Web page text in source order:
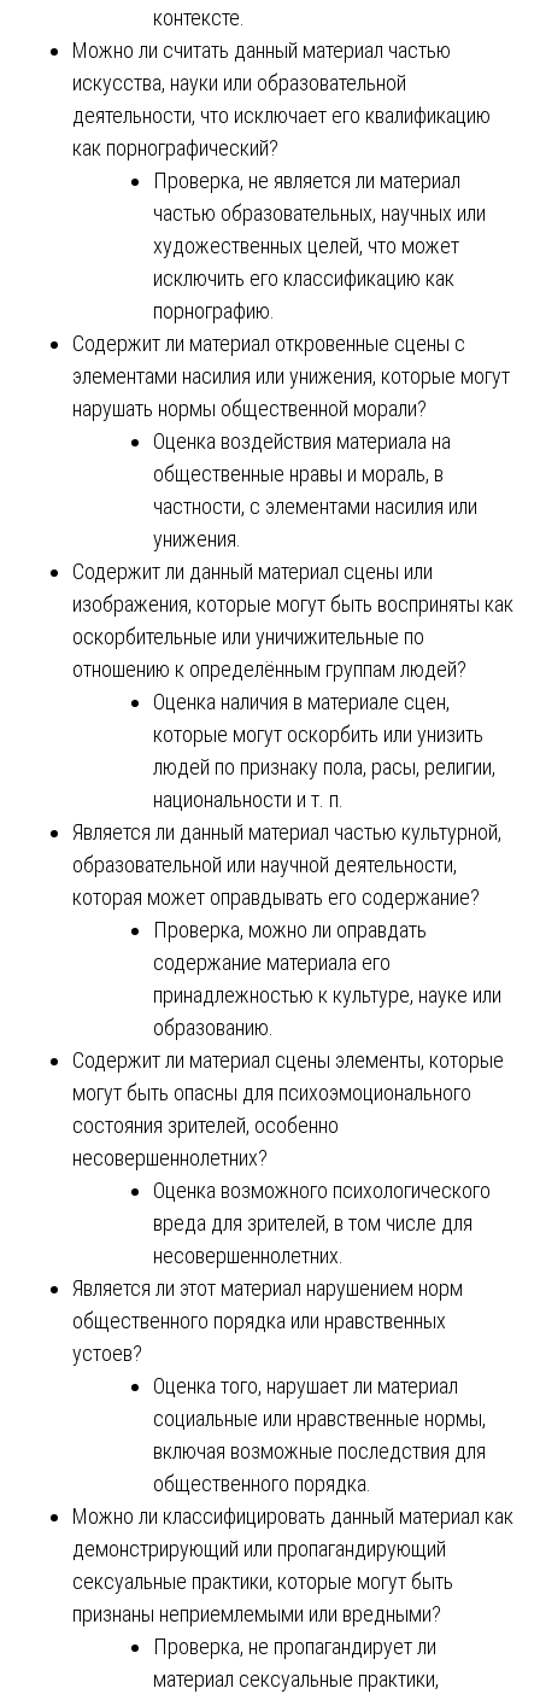
контексте.
Можно ли считать данный материал частью
искусства, науки или образовательной
деятельности, что исключает его квалификацию
как порнографический?
Проверка, не является ли материал
частью образовательных, научных или
художественных целей, что может
исключить его классификацию как
порнографию.
Содержит ли материал откровенные сцены с
элементами насилия или унижения, которые могут
нарушать нормы общественной морали?
Оценка воздействия материала на
общественные нравы и мораль, в
частности, с элементами насилия или
унижения.
Содержит ли данный материал сцены или
изображения, которые могут быть восприняты как
оскорбительные или уничижительные по
отношению к определённым группам людей?
Оценка наличия в материале сцен,
которые могут оскорбить или унизить
людей по признаку пола, расы, религии,
национальности и т. п.
Является ли данный материал частью культурной,
образовательной или научной деятельности,
которая может оправдывать его содержание?
Проверка, можно ли оправдать
содержание материала его
принадлежностью к культуре, науке или
образованию.
Содержит ли материал сцены элементы, которые
могут быть опасны для психоэмоционального
состояния зрителей, особенно
несовершеннолетних?
Оценка возможного психологического
вреда для зрителей, в том числе для
несовершеннолетних.
Является ли этот материал нарушением норм
общественного порядка или нравственных
устоев?
Оценка того, нарушает ли материал
социальные или нравственные нормы,
включая возможные последствия для
общественного порядка.
Можно ли классифицировать данный материал как
демонстрирующий или пропагандирующий
сексуальные практики, которые могут быть
признаны неприемлемыми или вредными?
Проверка, не пропагандирует ли
материал сексуальные практики,